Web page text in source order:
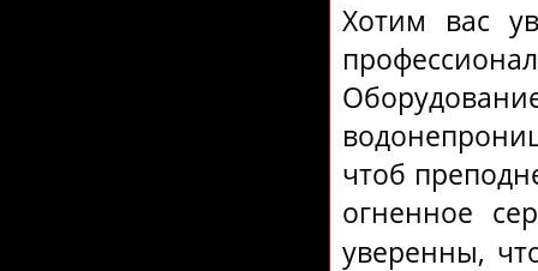
Хотим вас
чтоб
огненное
уверенны,